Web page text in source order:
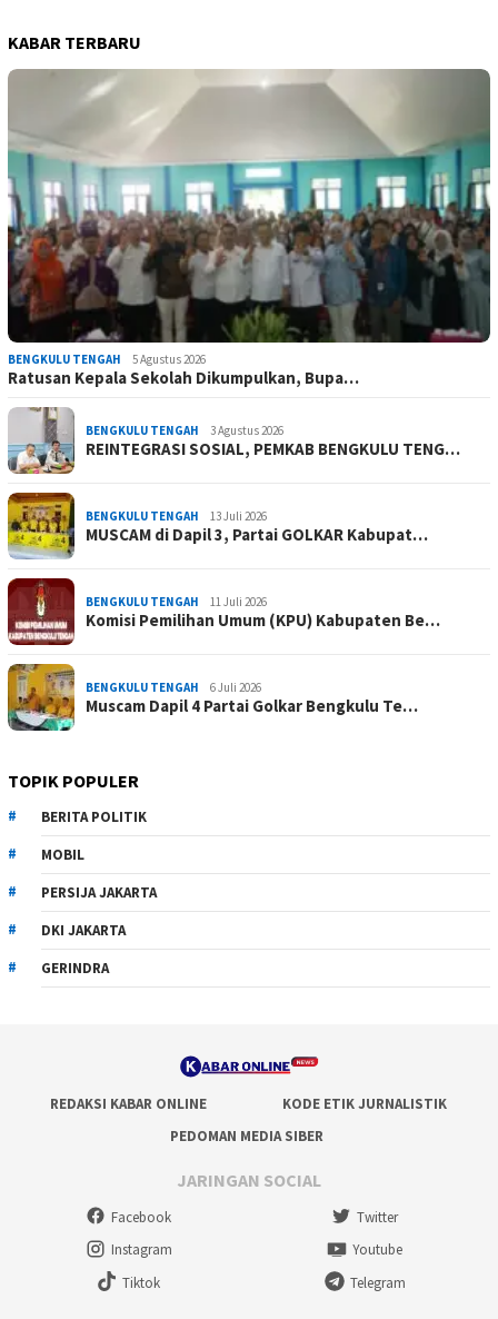
KABAR TERBARU
BENGKULU TENGAH 5 Agustus 2026
Ratusan Kepala Sekolah Dikumpulkan, Bupa…
BENGKULU TENGAH 3 Agustus 2026
REINTEGRASI SOSIAL, PEMKAB BENGKULU TENG…
BENGKULU TENGAH 13 Juli 2026
MUSCAM di Dapil 3, Partai GOLKAR Kabupat…
BENGKULU TENGAH 11 Juli 2026
Komisi Pemilihan Umum (KPU) Kabupaten Be…
BENGKULU TENGAH 6 Juli 2026
Muscam Dapil 4 Partai Golkar Bengkulu Te…
TOPIK POPULER
BERITA POLITIK
MOBIL
PERSIJA JAKARTA
DKI JAKARTA
GERINDRA
REDAKSI KABAR ONLINE
KODE ETIK JURNALISTIK
PEDOMAN MEDIA SIBER
JARINGAN SOCIAL
Facebook
Twitter
Instagram
Youtube
Tiktok
Telegram